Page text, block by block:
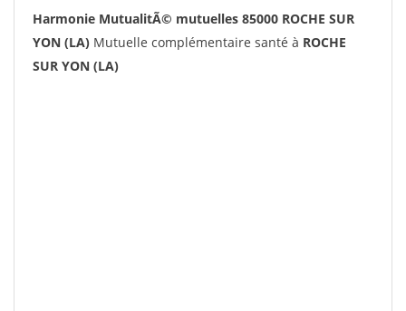
Harmonie MutualitÃ© mutuelles 85000 ROCHE SUR
YON (LA) Mutuelle complémentaire santé à ROCHE
SUR YON (LA)